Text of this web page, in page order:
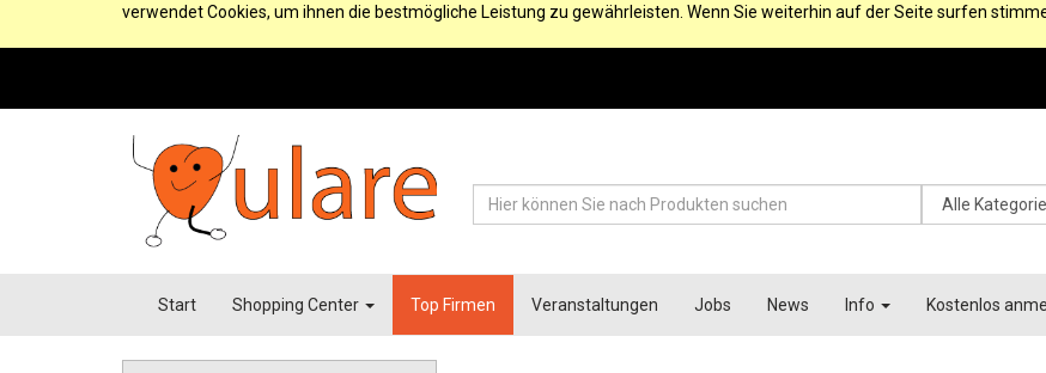
verwendet Cookies, um ihnen die bestmögliche Leistung zu gewährleisten. Wenn Sie weiterhin auf der Seite surfen
Start Shopping Center Top Firmen Veranstaltungen Jobs News Info Kostenlos